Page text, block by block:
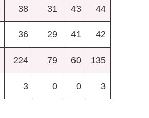
38 31 43 44
36 29 41 42
224 79 60 135
3 0 0 3